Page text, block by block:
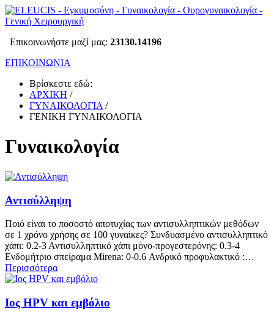
Επικοινωνήστε μαζί μας: 23130.14196
ΕΠΙΚΟΙΝΩΝΙΑ
Βρίσκεστε εδώ:
ΑΡΧΙΚΗ /
ΓΥΝΑΙΚΟΛΟΓΙΑ /
ΓΕΝΙΚΗ ΓΥΝΑΙΚΟΛΟΓΙΑ
Γυναικολογία
Αντισύλληψη
Ποιό είναι το ποσοστό αποτυχίας των αντισυλληπτικών μεθόδων
σε 1 χρόνο χρήσης σε 100 γυναίκες? Συνδυασμένο αντισυλληπτικό
χάπι: 0.2-3 Αντισυλληπτικό χάπι μόνο-προγεστερόνης: 0.3-4
Ενδομήτριο σπείραμα Mirena: 0-0.6 Ανδρικό προφυλακτικό :…
Περισσότερα
Ιος HPV και εμβόλιο